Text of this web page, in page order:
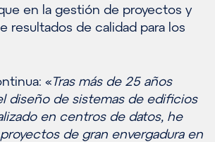
en la gestión de proyectos y
resultados de calidad para los
«Tras más de 25 años
diseño de sistemas de edificios
en centros de datos, he
de gran envergadura en